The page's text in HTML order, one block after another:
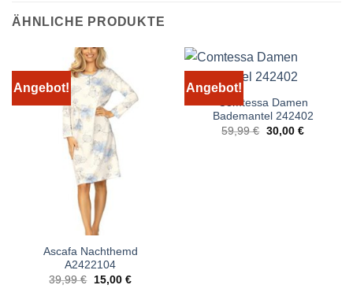
ÄHNLICHE PRODUKTE
Angebot!
Ascafa Nachthemd
A2422104
39,99€
Ursprünglicher
Preis
15,00 €Aktueller
Angebot!
Comtessa Damen
Bademantel 242402
59,99€ Ursprünglicher
Preis
30,00 €Aktueller